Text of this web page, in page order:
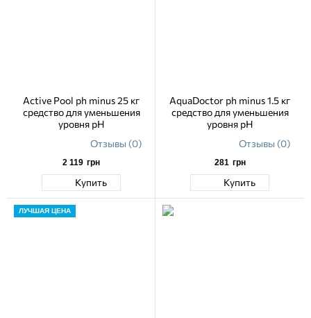
Active Pool ph minus 25 кг
средство для уменьшения
уровня pH
Отзывы (0)
2 119 грн
Купить
AquaDoctor ph minus 1.5 кг
средство для уменьшения
уровня pH
Отзывы (0)
281 грн
Купить
ЛУЧШАЯ ЦЕНА